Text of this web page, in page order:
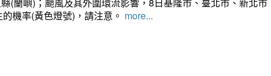
機率(黃色燈號)，請注意。 more...